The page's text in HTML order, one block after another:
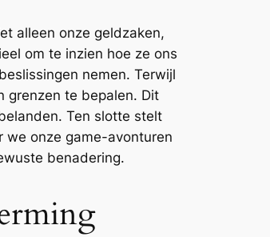
alleen onze geldzaken,
om te inzien hoe ze ons
nemen. Terwijl
grenzen te bepalen. Dit
Ten slotte stelt
we onze game-avonturen
benadering.